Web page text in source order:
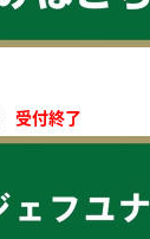
受付終了